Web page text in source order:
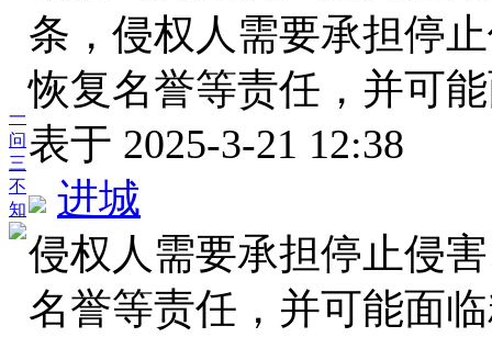
一
问
三
不
知
条，侵权人需要承担停
恢复名誉等责任，并可
表于 2025-3-21 12:38
进城
侵权人需要承担停止侵
名誉等责任，并可能面